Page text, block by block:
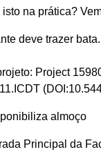
na prática?
deve trazer bata.
Project
almoço
Principal da